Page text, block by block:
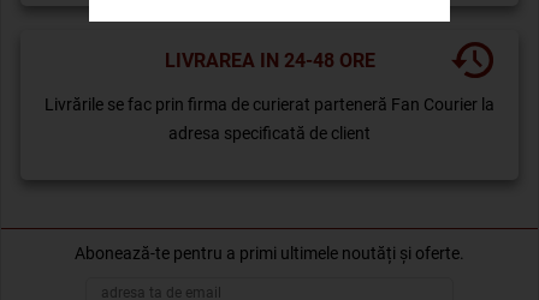
LIVRAREA IN 24-48 ORE
Livrările se fac prin firma de curierat parteneră Fan Courier la
adresa specificată de client
Abonează-te pentru a primi ultimele noutăți și oferte.